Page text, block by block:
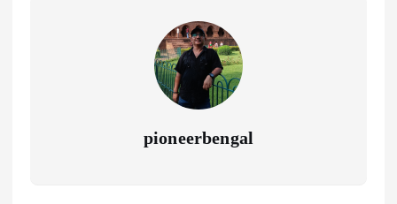
pioneerbengal